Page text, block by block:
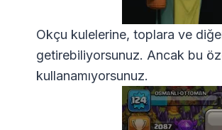
Okçu kulelerine, toplara ve
getirebiliyorsunuz. Ancak bu
kullanamıyorsunuz.